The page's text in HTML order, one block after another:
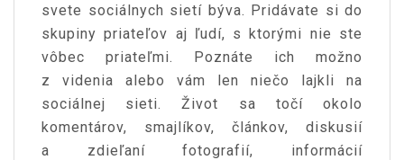
svete sociálnych sietí býva. Pridávate si do
skupiny priateľov aj ľudí, s ktorými nie ste
vôbec priateľmi. Poznáte ich možno
z videnia alebo vám len niečo lajkli na
sociálnej sieti. Život sa točí okolo
komentárov, smajlíkov, článkov, diskusií
a zdieľaní fotografií, informácií